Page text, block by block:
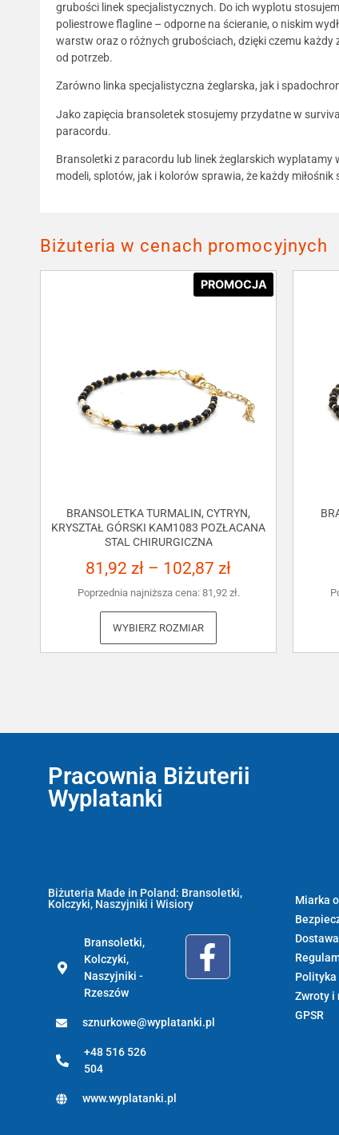
grubości linek specjalistycznych. Do ich wyplotu
poliestrowe flagline – odporne na ścieranie, o niskim
warstw oraz o różnych grubościach, dzięki czemu każdy
od potrzeb.
Zarówno linka specjalistyczna żeglarska, jak i
Jako zapięcia bransoletek stosujemy przydatne w
paracordu.
Bransoletki z paracordu lub linek żeglarskich
modeli, splotów, jak i kolorów sprawia, że każdy
Biżuteria w cenach promocyjnych
PROMOCJA
BRANSOLETKA TURMALIN, CYTRYN,
KRYSZTAŁ GÓRSKI KAM1083 POZŁACANA
STAL CHIRURGICZNA
81,92 zł – 102,87 zł
Poprzednia najniższa cena: 81,92 zł.
WYBIERZ ROZMIAR
Pracownia Biżuterii
Wyplatanki
Biżuteria Made in Poland: Bransoletki,
Kolczyki, Naszyjniki i Wisiory
Bransoletki,
Kolczyki,
Naszyjniki -
Rzeszów
sznurkowe@wyplatanki.pl
+48 516 526
504
www.wyplatanki.pl
Miarka
Polityka
Zwroty i
GPSR